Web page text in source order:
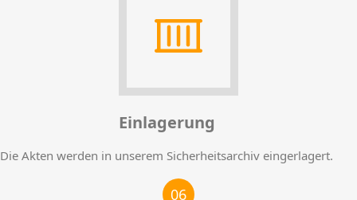
Einlagerung
Die Akten werden in unserem Sicherheitsarchiv eingerlagert.
06